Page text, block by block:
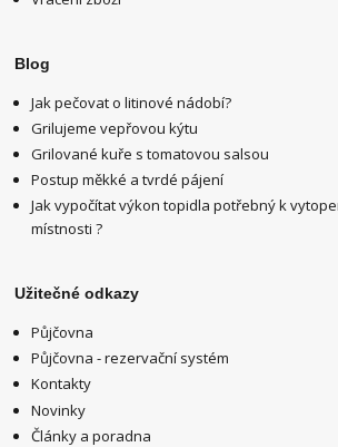
Blog
Jak pečovat o litinové nádobí?
Grilujeme vepřovou kýtu
Grilované kuře s tomatovou salsou
Postup měkké a tvrdé pájení
Jak vypočítat výkon topidla potřebný k
místnosti ?
Užitečné odkazy
Půjčovna
Půjčovna - rezervační systém
Kontakty
Novinky
Články a poradna